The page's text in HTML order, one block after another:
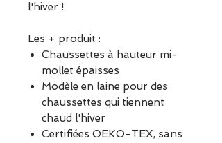
l'hiver !
Les + produit :
Chaussettes à hauteur mi-
mollet épaisses
Modèle en laine pour des
chaussettes qui tiennent
chaud l'hiver
Certifiées OEKO-TEX, sans